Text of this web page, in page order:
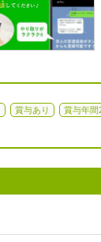
賞与あり 賞与年間